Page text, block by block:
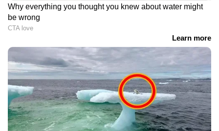
'അദാനി ഡീൽ ചെറിയ
മീനല്ല', വിഴിഞ്ഞത്ത് 2497
കോടി മുടക്കി
കോടി! സതീശൻ
കേരളത്തോട് ഒരു കാര്യം
വ്യക്തമാക്കണമെന്ന്
തോമസ് ഐസക്ക്
'യുഡിഎഫ് വില
പ്രവർത്തകരുടെ വികാരം
മാനിക്കണമായിരുന്നു';
ശേഷാദ്രിനാഥിന്റെ
നിയമനത്തിൽ
എതിർപ്പുമായി കോൺ​
ഗ്രസ് നേതാവ്
കോടികളുടെ ക്രിപ്റ്റോ-
'മന്ത്രിമാർ ഫോണില്‍